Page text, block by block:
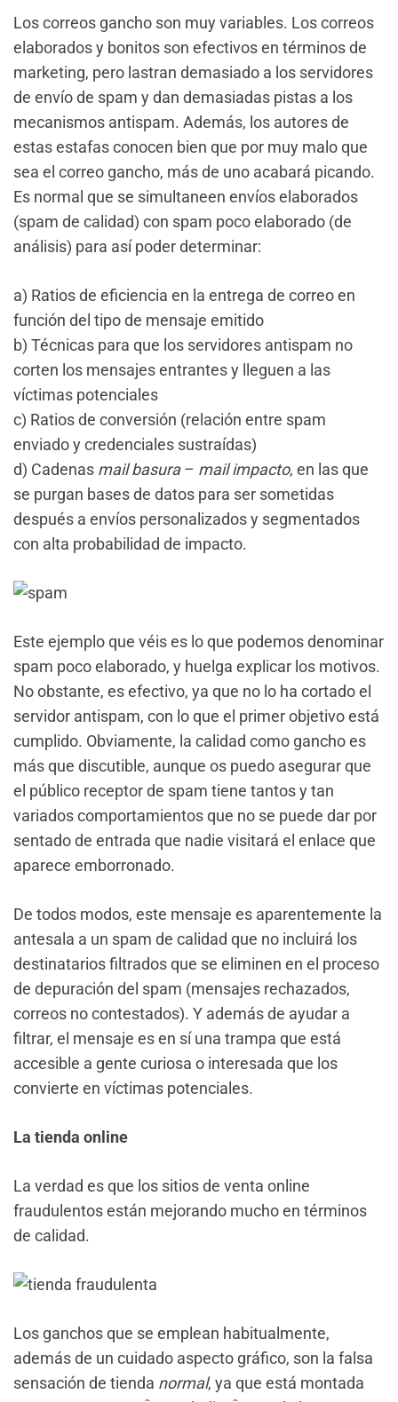
Los correos gancho son muy variables. Los correos
elaborados y bonitos son efectivos en términos de
marketing, pero lastran demasiado a los servidores
de envío de spam y dan demasiadas pistas a los
mecanismos antispam. Además, los autores de
estas estafas conocen bien que por muy malo que
sea el correo gancho, más de uno acabará picando.
Es normal que se simultaneen envíos elaborados
(spam de calidad) con spam poco elaborado (de
análisis) para así poder determinar:
a) Ratios de eficiencia en la entrega de correo en
función del tipo de mensaje emitido
b) Técnicas para que los servidores antispam no
corten los mensajes entrantes y lleguen a las
víctimas potenciales
c) Ratios de conversión (relación entre spam
enviado y credenciales sustraídas)
d) Cadenas mail basura– mail impacto, en las que
se purgan bases de datos para ser sometidas
después a envíos personalizados y segmentados
con alta probabilidad de impacto.
Este ejemplo que véis es lo que podemos denominar
spam poco elaborado, y huelga explicar los motivos.
No obstante, es efectivo, ya que no lo ha cortado el
servidor antispam, con lo que el primer objetivo está
cumplido. Obviamente, la calidad como gancho es
más que discutible, aunque os puedo asegurar que
el público receptor de spam tiene tantos y tan
variados comportamientos que no se puede dar por
sentado de entrada que nadie visitará el enlace que
aparece emborronado.
De todos modos, este mensaje es aparentemente la
antesala a un spam de calidad que no incluirá los
destinatarios filtrados que se eliminen en el proceso
de depuración del spam (mensajes rechazados,
correos no contestados). Y además de ayudar a
filtrar, el mensaje es en sí una trampa que está
accesible a gente curiosa o interesada que los
convierte en víctimas potenciales.
La tienda online
La verdad es que los sitios de venta online
fraudulentos están mejorando mucho en términos
de calidad.
Los ganchos que se emplean habitualmente,
además de un cuidado aspecto gráfico, son la falsa
sensación de tienda normal, ya que está montada